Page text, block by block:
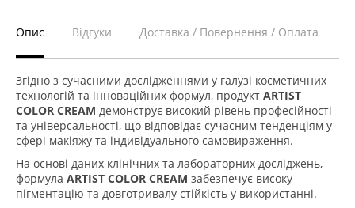
Опис Відгуки Доставка / Повернення / Оплата
Згідно з сучасними дослідженнями у галузі косметичних
технологій та інноваційних формул, продукт ARTIST
COLOR CREAM демонструє високий рівень професійності
та універсальності, що відповідає сучасним тенденціям у
сфері макіяжу та індивідуального самовираження.
На основі даних клінічних та лабораторних досліджень,
формула ARTIST COLOR CREAM забезпечує високу
пігментацію та довготривалу стійкість у використанні.